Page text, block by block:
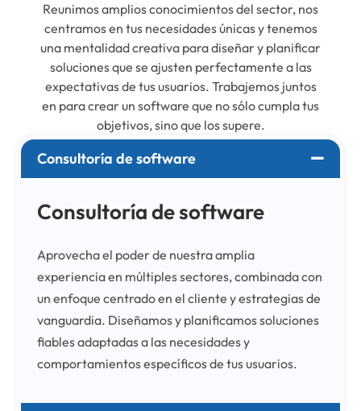
Reunimos amplios conocimientos del sector, nos
centramos en tus necesidades únicas y tenemos
una mentalidad creativa para diseñar y planificar
soluciones que se ajusten perfectamente a las
expectativas de tus usuarios. Trabajemos juntos
en para crear un software que no sólo cumpla tus
objetivos, sino que los supere.
Consultoría de software
Consultoría de software
Aprovecha el poder de nuestra amplia
experiencia en múltiples sectores, combinada con
un enfoque centrado en el cliente y estrategias de
vanguardia. Diseñamos y planificamos soluciones
fiables adaptadas a las necesidades y
comportamientos específicos de tus usuarios.